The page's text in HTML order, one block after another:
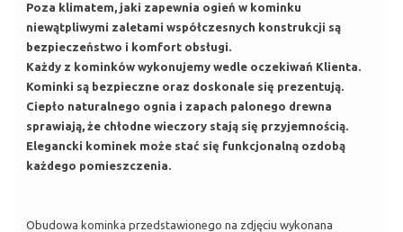
Poza klimatem, jaki zapewnia ogień w kominku
niewątpliwymi zaletami współczesnych konstrukcji są
bezpieczeństwo i komfort obsługi.
Każdy z kominków wykonujemy wedle oczekiwań Klienta.
Kominki są bezpieczne oraz doskonale się prezentują.
Ciepło naturalnego ognia i zapach palonego drewna
sprawiają, że chłodne wieczory stają się przyjemnością.
Elegancki kominek może stać się funkcjonalną ozdobą
każdego pomieszczenia.
Obudowa kominka przedstawionego na zdjęciu wykonana